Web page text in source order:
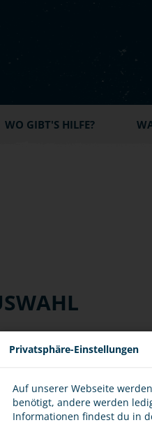
WO GIBT'S HILFE?
Privatsphäre-Einstellungen
Auf unserer Webseite
benötigt, andere werden
Informationen findest du in